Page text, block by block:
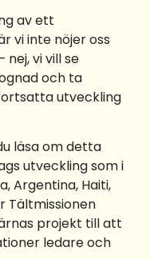
av ett
vi inte nöjer oss
vi vill se
och ta
utveckling
läsa om detta
utveckling som i
Argentina, Haiti,
Tältmissionen
projekt till att
ledare och